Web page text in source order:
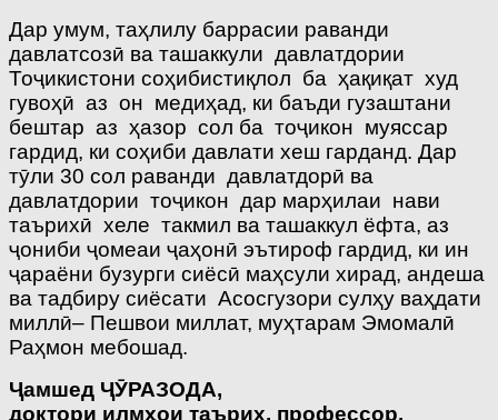
Дар умум, таҳлилу баррасии раванди
давлатсозӣ ва ташаккули давлатдории
Тоҷикистони соҳибистиқлол ба ҳақиқат худ
гувоҳӣ аз он медиҳад, ки баъди гузаштани
бештар аз ҳазор сол ба тоҷикон муяссар
гардид, ки соҳиби давлати хеш гарданд. Дар
тӯли 30 сол раванди давлатдорӣ ва
давлатдории тоҷикон дар марҳилаи нави
таърихӣ хеле такмил ва ташаккул ёфта, аз
ҷониби ҷомеаи ҷаҳонӣ эътироф гардид, ки ин
ҷараёни бузурги сиёсӣ маҳсули хирад, андеша
ва тадбиру сиёсати Асосгузори сулҳу ваҳдати
миллӣ– Пешвои миллат, муҳтарам Эмомалӣ
Раҳмон мебошад.
Ҷамшед ҶӮРАЗОДА,
доктори илмҳои таърих, профессор,